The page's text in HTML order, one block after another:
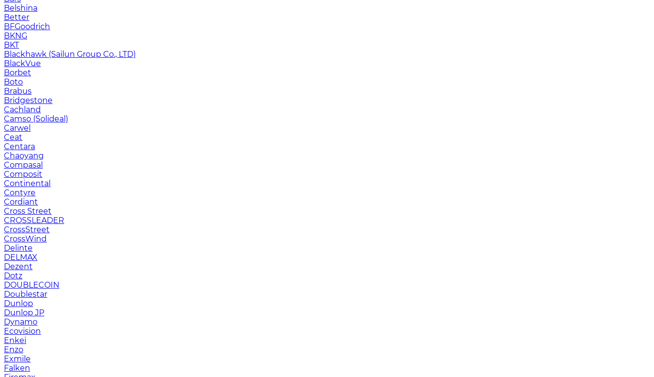
Belshina
Better
BFGoodrich
BKNG
BKT
Blackhawk (Sailun Group Co., LTD)
BlackVue
Borbet
Boto
Brabus
Bridgestone
Cachland
Camso (Solideal)
Carwel
Ceat
Centara
Chaoyang
Compasal
Composit
Continental
Contyre
Cordiant
Cross Street
CROSSLEADER
CrossStreet
CrossWind
Delinte
DELMAX
Dezent
Dotz
DOUBLECOIN
Doublestar
Dunlop
Dunlop JP
Dynamo
Ecovision
Enkei
Enzo
Exmile
Falken